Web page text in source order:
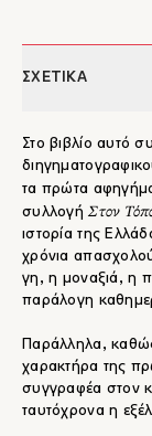
ΣΧΕΤΙΚΑ
Στο βιβλίο αυτό
τα πρώτα
συλλογήΣτον
ιστορία της
χρόνια
γη, η μοναξιά, η
παράλογη
Παράλληλα, καθώς
χαρακτήρα της
συγγραφέα στον
ταυτόχρονα η